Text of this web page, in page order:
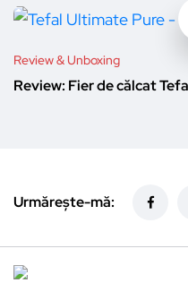
Review & Unboxing
Review: Fier de călcat
Urmărește-mă: